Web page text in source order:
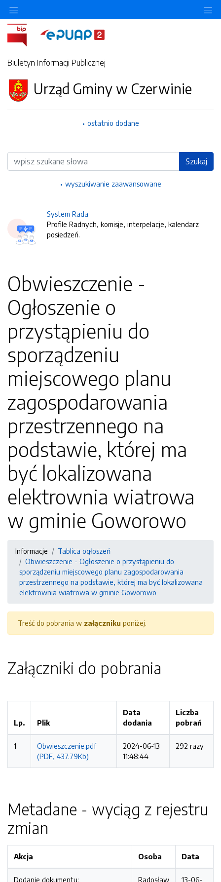
Biuletyn Informacji Publicznej
Urząd Gminy w Czerwinie
ostatnio dodane
Wyszukiwarka Szukaj
wyszukiwanie zaawansowane
System Rada
Profile Radnych, komisje, interpelacje, kalendarz
posiedzeń.
Obwieszczenie -
Ogłoszenie o
przystąpieniu do
sporządzeniu
miejscowego planu
zagospodarowania
przestrzennego na
podstawie, której ma
być lokalizowana
elektrownia wiatrowa
w gminie Goworowo
Informacje
Tablica ogłoszeń
Obwieszczenie - Ogłoszenie o przystąpieniu do
sporządzeniu miejscowego planu zagospodarowania
przestrzennego na podstawie, której ma być lokalizowana
elektrownia wiatrowa w gminie Goworowo
Treść do pobrania w załączniku poniżej.
Załączniki do pobrania
Lp. Plik
Data
dodania
Liczba
pobrań
1
Obwieszczenie.pdf
(PDF, 437.79Kb)
2024-06-13
11:48:44
292 razy
Metadane - wyciąg z rejestru
zmian
Akcja Osoba Data
Dodanie dokumentu:
Radosław
13-06-